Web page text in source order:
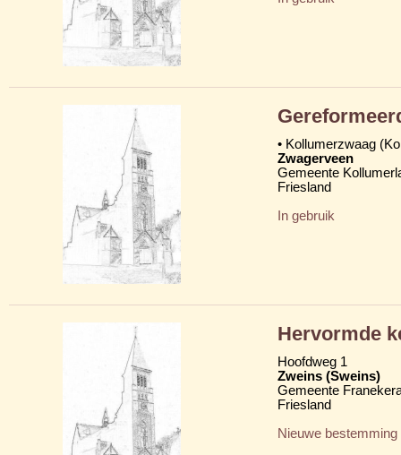
• Kollumerzwaag
Zwagerveen
Gemeente
Friesland
In gebruik
Hervormde
Hoofdweg 1
Zweins (Sweins)
Gemeente
Friesland
Nieuwe bestemming